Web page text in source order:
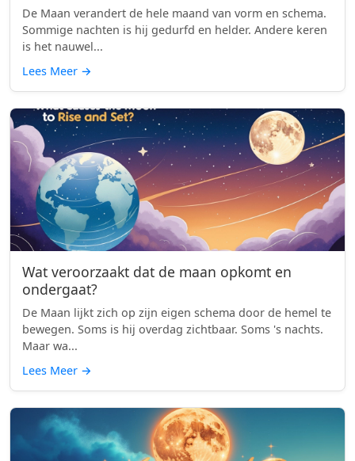
De Maan verandert de hele maand van vorm en schema.
Sommige nachten is hij gedurfd en helder. Andere keren
is het nauwel...
Lees Meer →
Wat veroorzaakt dat de maan opkomt en
ondergaat?
De Maan lijkt zich op zijn eigen schema door de hemel te
bewegen. Soms is hij overdag zichtbaar. Soms 's nachts.
Maar wa...
Lees Meer →